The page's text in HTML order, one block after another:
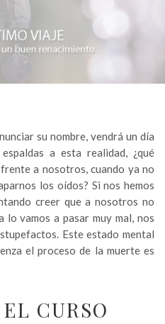
su nombre, vendrá un día
a esta realidad, ¿qué
a nosotros, cuando ya no
los oídos? Si nos hemos
creer que a nosotros no
vamos a pasar muy mal, nos
Este estado mental
el proceso de la muerte es
CURSO